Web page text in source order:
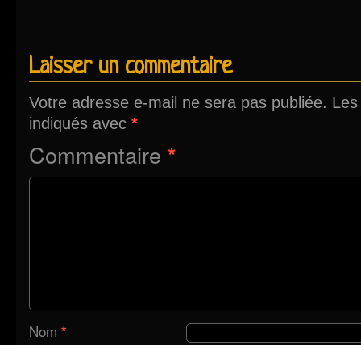
Laisser un commentaire
Votre adresse e-mail ne sera pas publiée.
indiqués avec *
Commentaire *
Nom *